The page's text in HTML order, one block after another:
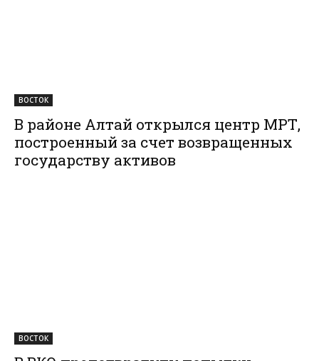
ВОСТОК
В районе Алтай открылся центр МРТ,
построенный за счет возвращенных
государству активов
ВОСТОК